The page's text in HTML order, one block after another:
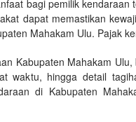
bagi pemilik
dapat memastikan
Mahakam Ulu. Pajak
Kabupaten Mahakam
waktu, hingga detail
di Kabupaten